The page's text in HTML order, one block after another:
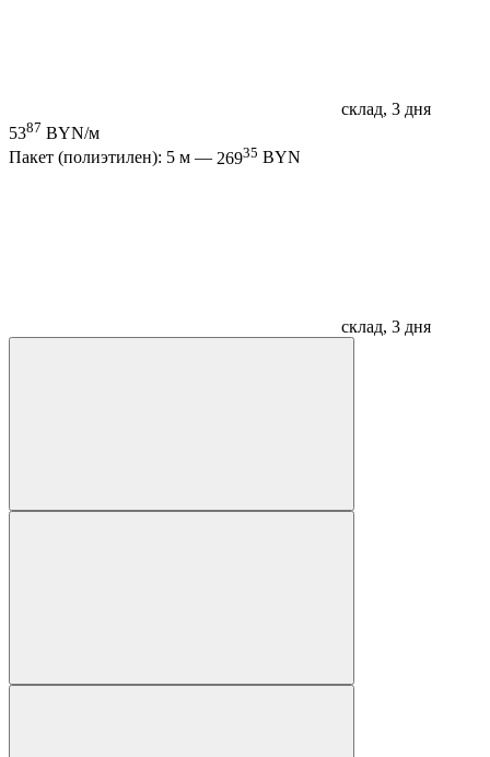
склад, 3 дня
5387 BYN/м
Пакет (полиэтилен): 5 м — 26935 BYN
склад, 3 дня